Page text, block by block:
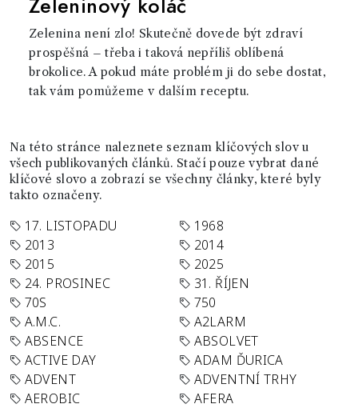
Zelenina není zlo! Skutečně dovede být zdraví
prospěšná – třeba i taková nepříliš oblíbená
brokolice. A pokud máte problém ji do sebe dostat,
tak vám pomůžeme v dalším receptu.
Na této stránce naleznete seznam klíčových slov u
všech publikovaných článků. Stačí pouze vybrat dané
klíčové slovo a zobrazí se všechny články, které byly
takto označeny.
17. LISTOPADU
1968
2013
2014
2015
2025
24. PROSINEC
31. ŘÍJEN
70S
750
A.M.C.
A2LARM
ABSENCE
ABSOLVET
ACTIVE DAY
ADAM ĎURICA
ADVENT
ADVENTNÍ TRHY
AEROBIC
AFERA